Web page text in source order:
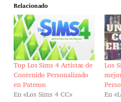
Relacionado
Top Los Sims 4 Artistas de
Contenido Personalizado
en Patreon
En «Los Sims 4 CC»
Los
En